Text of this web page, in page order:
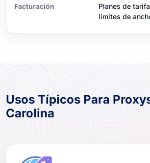
Facturación
Planes de
límites de
Usos Típicos Para
Carolina